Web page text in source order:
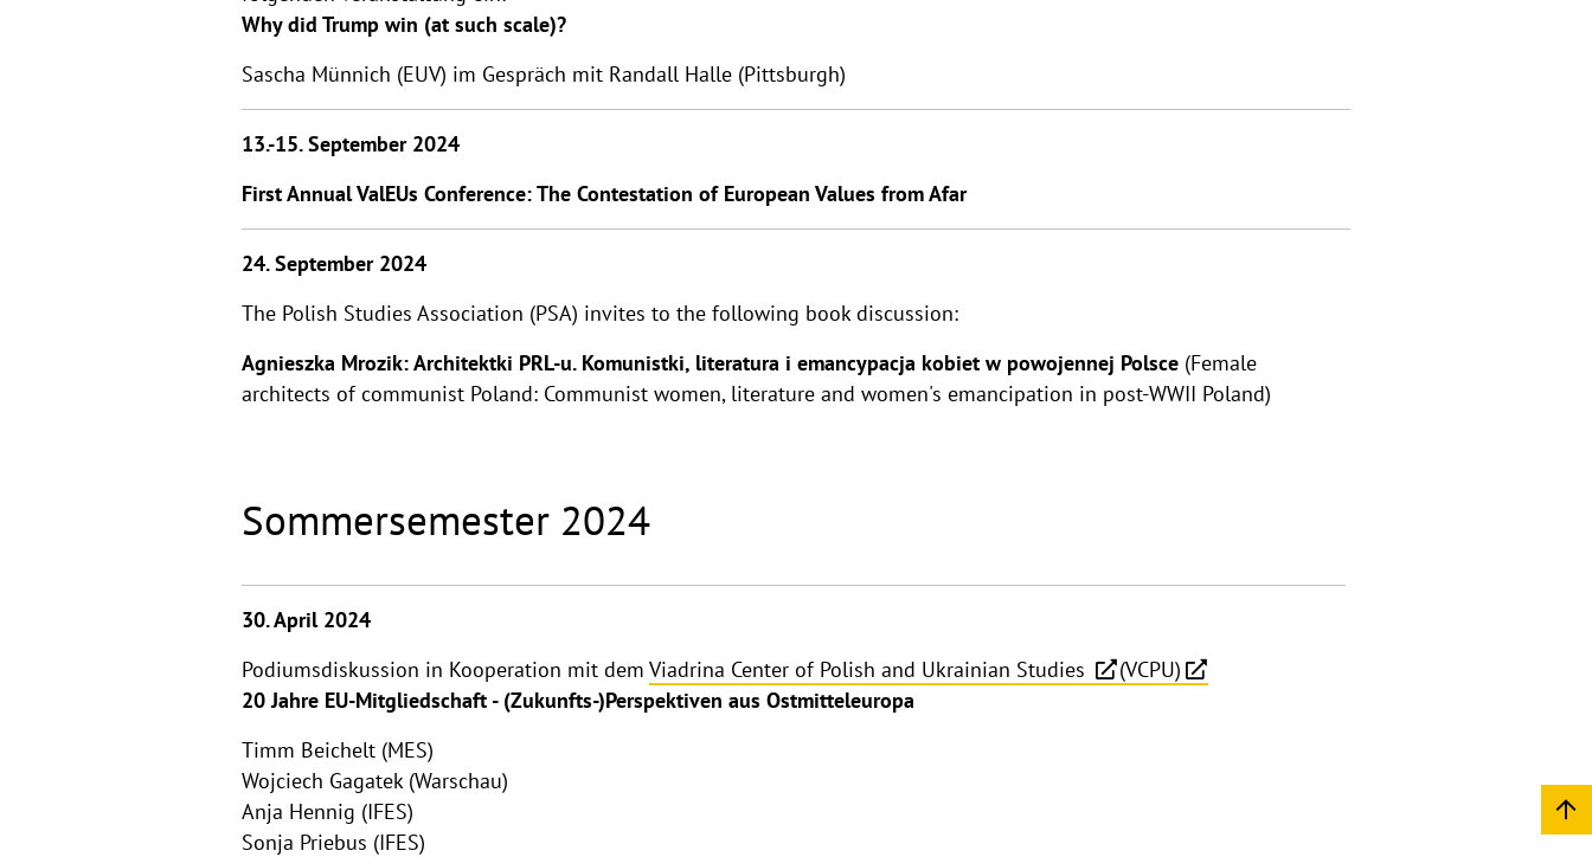
Why did Trump win (at such scale)?
Sascha Münnich (EUV) im Gespräch mit Randall Halle (Pittsburgh)
13.-15. September 2024
First Annual ValEUs Conference: The Contestation of European Values from Afar
24. September 2024
The Polish Studies Association (PSA) invites to the following book discussion:
Agnieszka Mrozik: Architektki PRL-u. Komunistki, literatura i emancypacja kobiet w powojennej Polsce (Female
architects of communist Poland: Communist women, literature and women's emancipation in post-WWII Poland)
Sommersemester 2024
30. April 2024
Podiumsdiskussion in Kooperation mit dem Viadrina Center of Polish and Ukrainian Studies
(VCPU)
20 Jahre EU-Mitgliedschaft - (Zukunfts-)Perspektiven aus Ostmitteleuropa
Timm Beichelt (MES)
Wojciech Gagatek (Warschau)
Anja Hennig (IFES)
Sonja Priebus (IFES)